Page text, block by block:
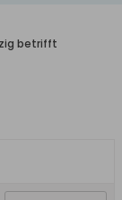
betrifft